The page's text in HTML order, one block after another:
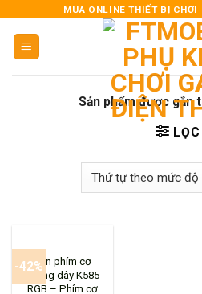
content
MUA ONLINE THIẾT BỊ CHƠI
Sản phẩm được gắn
LỌC
-42%Bàn phím cơ
không dây K585
RGB – Phím cơ